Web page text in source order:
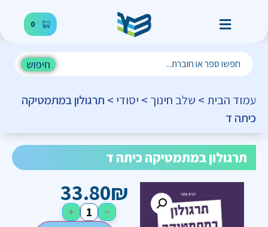
0
חיפוש
עמוד הבית > שלב חינוך > יסודי > תרגולון במתמטיקה
כיתה ד
תרגולון במתמטיקה כיתה ד
33.80₪
−
+